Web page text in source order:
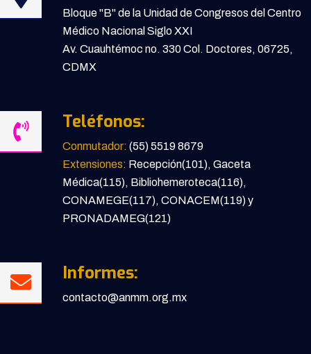
Bloque "B" de la Unidad de Congresos del Centro
Médico Nacional Siglo XXI
Av. Cuauhtémoc no. 330 Col. Doctores, 06725,
CDMX
Teléfonos:
Conmutador: (55) 5519 8679
Extensiones: Recepción(101), Gaceta
Médica(115), Bibliohemeroteca(116),
CONAMEGE(117), CONACEM(119) y
PRONADAMEG(121)
Informes:
contacto@anmm.org.mx